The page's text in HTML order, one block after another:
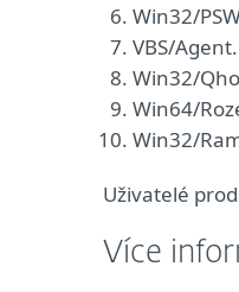
Win32/
VBS/
Win32/
Win64/
Win32/
Uživatelé
Více